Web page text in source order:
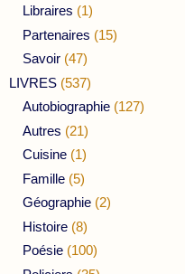
Libraires (1)
Partenaires (15)
Savoir (47)
LIVRES (537)
Autobiographie (127)
Autres (21)
Cuisine (1)
Famille (5)
Géographie (2)
Histoire (8)
Poésie (100)